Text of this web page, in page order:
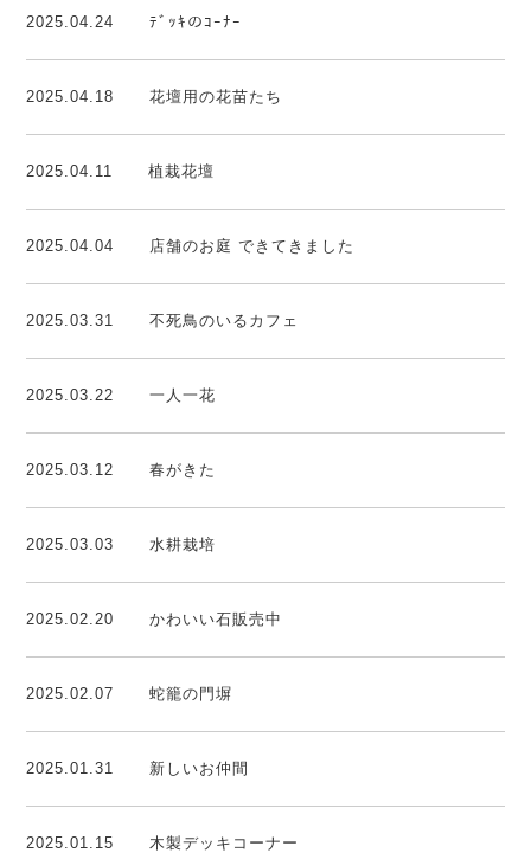
2025.04.24 ﾃﾞｯｷのｺｰﾅｰ
2025.04.18 花壇用の花苗たち
2025.04.11 植栽花壇
2025.04.04 店舗のお庭 できてきました
2025.03.31 不死鳥のいるカフェ
2025.03.22 一人一花
2025.03.12 春がきた
2025.03.03 水耕栽培
2025.02.20 かわいい石販売中
2025.02.07 蛇籠の門塀
2025.01.31 新しいお仲間
2025.01.15 木製デッキコーナー